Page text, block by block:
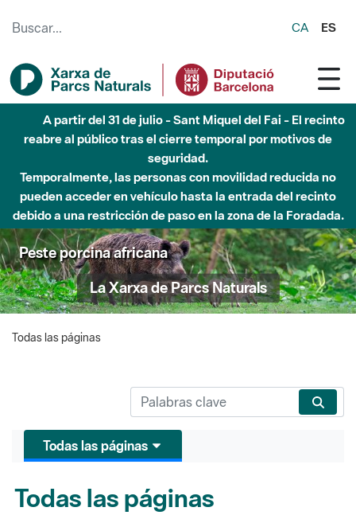
CA ES
A partir del 31 de julio - Sant Miquel del Fai - El recinto
reabre al público tras el cierre temporal por motivos de
seguridad.
Temporalmente, las personas con movilidad reducida no
pueden acceder en vehículo hasta la entrada del recinto
debido a una restricción de paso en la zona de la Foradada.
Peste porcina africana
La Xarxa de Parcs Naturals
Todas las páginas
Todas las páginas
Todas las páginas